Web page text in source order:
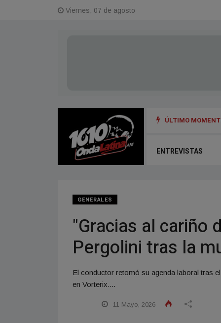
Viernes, 07 de agosto
ÚLTIMO
ENTREVISTAS
GENERALES
"Gracias al cariño
Pergolini tras la
El conductor retomó su agenda laboral tras
en Vorterix....
11 Mayo, 2026